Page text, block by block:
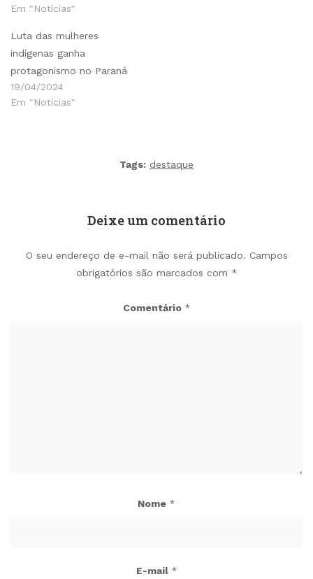
Em "Notícias"
Luta das mulheres
indígenas ganha
protagonismo no Paraná
19/04/2024
Em "Notícias"
Tags: destaque
Deixe um comentário
O seu endereço de e-mail não será publicado. Campos
obrigatórios são marcados com *
Comentário *
Nome *
E-mail *